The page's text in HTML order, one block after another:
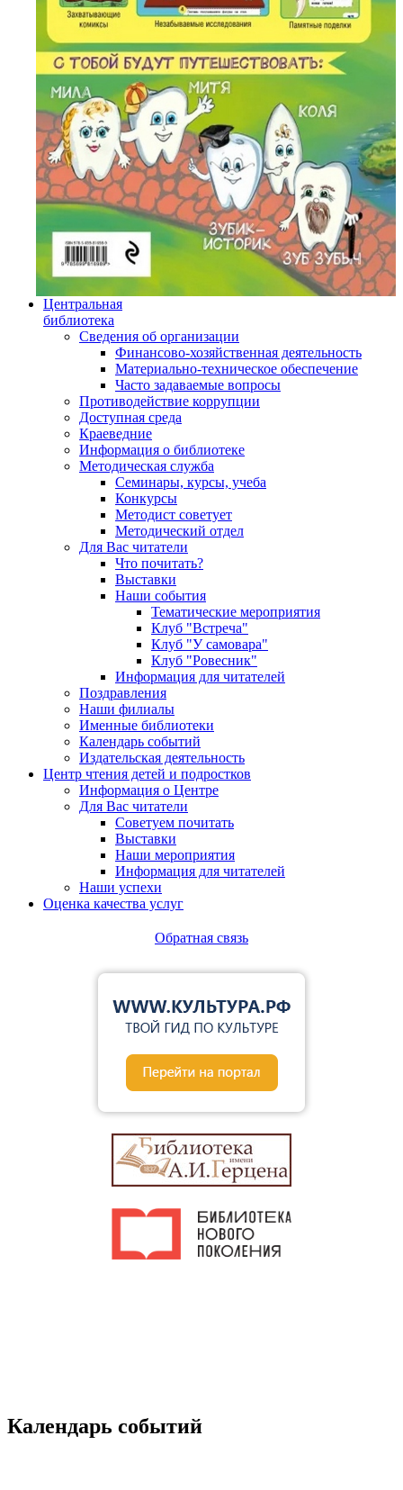
Центральная
библиотека
Сведения об организации
Финансово-хозяйственная деятельность
Материально-техническое обеспечение
Часто задаваемые вопросы
Противодействие коррупции
Доступная среда
Краеведние
Информация о библиотеке
Методическая служба
Семинары, курсы, учеба
Конкурсы
Методист советует
Методический отдел
Для Вас читатели
Что почитать?
Выставки
Наши события
Тематические мероприятия
Клуб "Встреча"
Клуб "У самовара"
Клуб "Ровесник"
Информация для читателей
Поздравления
Наши филиалы
Именные библиотеки
Календарь событий
Издательская деятельность
Центр чтения детей и подростков
Информация о Центре
Для Вас читатели
Советуем почитать
Выставки
Наши мероприятия
Информация для читателей
Наши успехи
Оценка качества услуг
Обратная связь
Календарь событий